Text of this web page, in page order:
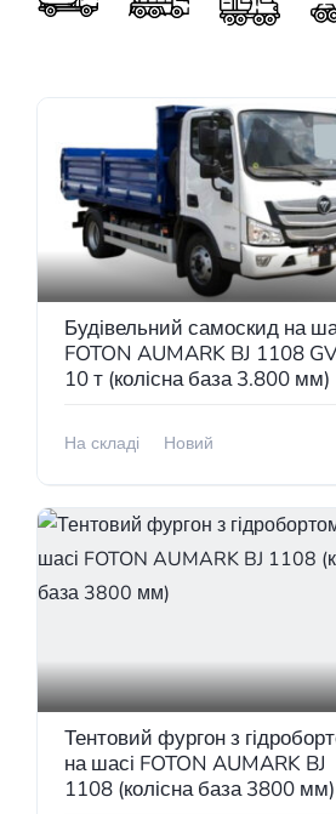
Будівельний самоскид на
FOTON AUMARK BJ 1108
10 т (колісна база 3.800 мм)
На складі
Новий
Тентовий фургон з
на шасі FOTON AUMARK BJ
1108 (колісна база 3800 мм)